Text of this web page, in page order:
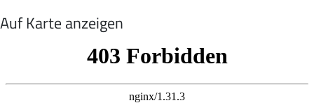
Auf Karte anzeigen